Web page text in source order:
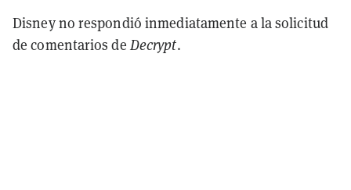
Disney no respondió inmediatamente a la solicitud
de comentarios de Decrypt.